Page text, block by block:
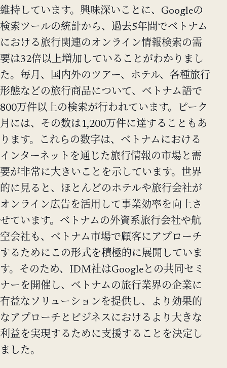
維持しています。興味深いことに、Googleの
検索ツールの統計から、過去5年間でベトナム
における旅行関連のオンライン情報検索の需
要は32倍以上増加していることがわかりまし
た。毎月、国内外のツアー、ホテル、各種旅行
形態などの旅行商品について、ベトナム語で
800万件以上の検索が行われています。ピーク
月には、その数は1,200万件に達することもあ
ります。これらの数字は、ベトナムにおける
インターネットを通じた旅行情報の市場と需
要が非常に大きいことを示しています。世界
的に見ると、ほとんどのホテルや旅行会社が
オンライン広告を活用して事業効率を向上さ
せています。ベトナムの外資系旅行会社や航
空会社も、ベトナム市場で顧客にアプローチ
するためにこの形式を積極的に展開していま
す。そのため、IDM社はGoogleとの共同セミ
ナーを開催し、ベトナムの旅行業界の企業に
有益なソリューションを提供し、より効果的
なアプローチとビジネスにおけるより大きな
利益を実現するために支援することを決定し
ました。